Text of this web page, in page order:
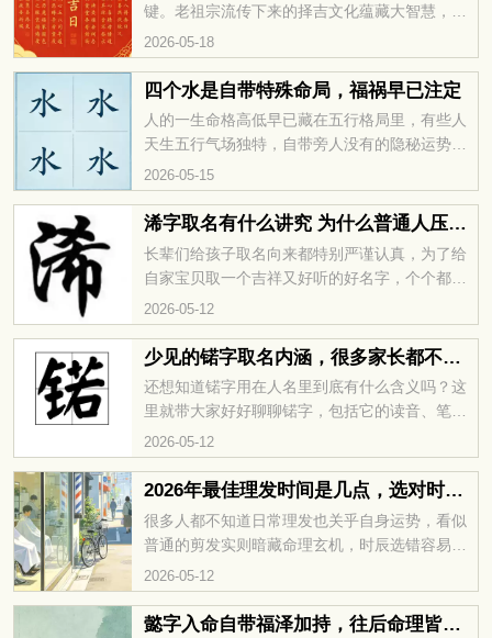
键。老祖宗流传下来的择吉文化蕴藏大智慧，选
对日子能少走许多弯路。不少人办事总遇波折，
实则是没摸清时日吉凶门道。黄道吉日 2026 年
老黄历查询，看好时日万事皆如意，快来一起查
2026-05-18
四个水是自带特殊命局，福祸早已注定
人的一生命格高低早已藏在五行格局里，有些人
天生五行气场独特，自带旁人没有的隐秘运势走
向，水气偏重的人更是命格暗藏玄机，四个水是
自带特殊命局，福祸早已注定，想知晓自身吉凶
祸福与人生走势就接着往下看。
2026-05-15
浠字取名有什么讲究 为什么普通人压不住
长辈们给孩子取名向来都特别严谨认真，为了给
自家宝贝取一个吉祥又好听的好名字，个个都费
尽心思细细琢磨，不少人都说浠字一般人用不
起，那究竟是什么原因，浠字又适合和哪些字搭
配起名才好听耐看呢。
2026-05-12
少见的锘字取名内涵，很多家长都不清楚
还想知道锘字用在人名里到底有什么含义吗？这
里就带大家好好聊聊锘字，包括它的读音、笔
画、五行属性，还有放进名字里的寓意和深层内
涵都一一讲清楚。另外还整理了不少和锘字适配
度很高、好听又有格调的组合名字，附上专业的
究，轻松给自己或是家人起一个寓意美好、气质
出众的好名字。
2026-05-12
2026年最佳理发时间是几点，选对时辰剪去晦气
很多人都不知道日常理发也关乎自身运势，看似
普通的剪发实则暗藏命理玄机，时辰选错容易招
惹晦气、损耗福气气场，选对却能改运纳福、整
年顺风顺水，2026 年最佳理发时间是几点，选对
时辰剪去晦气，想知道全年理发吉利时辰一定要
2026-05-12
懿字入命自带福泽加持，往后命理皆无阻滞